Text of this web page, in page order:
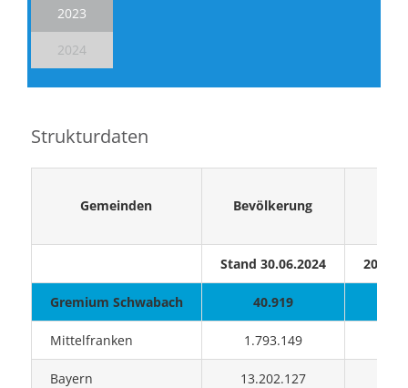
2023
2024
Strukturdaten
Gemeinden Bevölkerung
Stand 30.06.2024 2024/
Gremium Schwabach 40.919
Mittelfranken 1.793.149
Bayern 13.202.127